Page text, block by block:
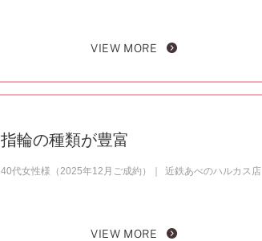
VIEW MORE
指輪の種類が豊富
40代女性様（2025年12月ご成約） 近鉄あべのハルカス店
VIEW MORE